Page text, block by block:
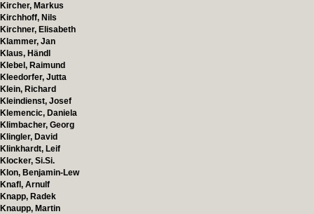
Kircher, Markus
Kirchhoff, Nils
Kirchner, Elisabeth
Klammer, Jan
Klaus, Händl
Klebel, Raimund
Kleedorfer, Jutta
Klein, Richard
Kleindienst, Josef
Klemencic, Daniela
Klimbacher, Georg
Klingler, David
Klinkhardt, Leif
Klocker, Si.Si.
Klon, Benjamin-Lew
Knafl, Arnulf
Knapp, Radek
Knaupp, Martin